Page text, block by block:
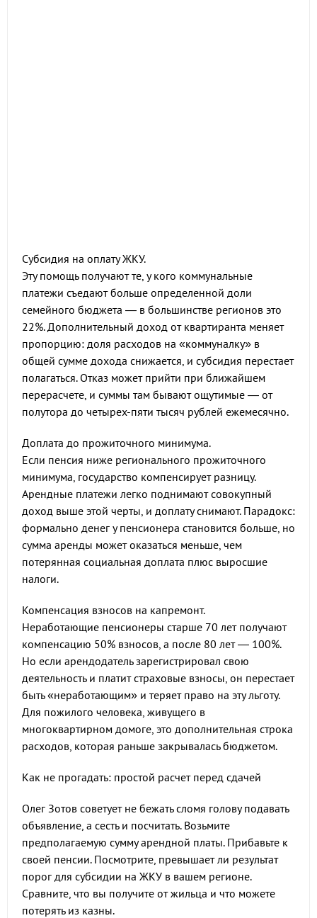
Субсидия на оплату ЖКУ.
Эту помощь получают те, у кого коммунальные
платежи съедают больше определенной доли
семейного бюджета — в большинстве регионов это
22%. Дополнительный доход от квартиранта меняет
пропорцию: доля расходов на «коммуналку» в
общей сумме дохода снижается, и субсидия перестает
полагаться. Отказ может прийти при ближайшем
перерасчете, и суммы там бывают ощутимые — от
полутора до четырех-пяти тысяч рублей ежемесячно.
Доплата до прожиточного минимума.
Если пенсия ниже регионального прожиточного
минимума, государство компенсирует разницу.
Арендные платежи легко поднимают совокупный
доход выше этой черты, и доплату снимают. Парадокс:
формально денег у пенсионера становится больше, но
сумма аренды может оказаться меньше, чем
потерянная социальная доплата плюс выросшие
налоги.
Компенсация взносов на капремонт.
Неработающие пенсионеры старше 70 лет получают
компенсацию 50% взносов, а после 80 лет — 100%.
Но если арендодатель зарегистрировал свою
деятельность и платит страховые взносы, он перестает
быть «неработающим» и теряет право на эту льготу.
Для пожилого человека, живущего в
многоквартирном домоге, это дополнительная строка
расходов, которая раньше закрывалась бюджетом.
Как не прогадать: простой расчет перед сдачей
Олег Зотов советует не бежать сломя голову подавать
объявление, а сесть и посчитать. Возьмите
предполагаемую сумму арендной платы. Прибавьте к
своей пенсии. Посмотрите, превышает ли результат
порог для субсидии на ЖКУ в вашем регионе.
Сравните, что вы получите от жильца и что можете
потерять из казны.